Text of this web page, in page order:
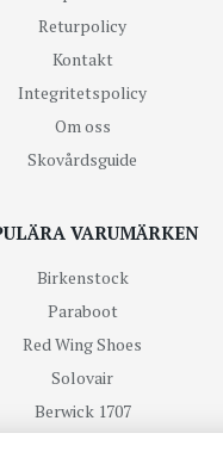
Returpolicy
Kontakt
Integritetspolicy
Om oss
Skovårdsguide
VARUMÄRKEN
Birkenstock
Paraboot
Red Wing Shoes
Solovair
Berwick 1707